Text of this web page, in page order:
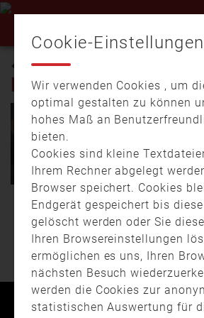
HYDRAULISCHE
RETTUNGSGERÄTE
16.02. 07:54
Hydraulische
Rettungsgeräte
Unsere Kids erklären an
Hand unserer
Schafkopfkarten was die
Freiwilligen …
Kontakt Impressum
Cookie-Einstellungen
Wir verwenden Cookies , um
optimal gestalten zu können
hohes Maß an
bieten.
Cookies sind kleine
Ihrem Rechner abgelegt
Browser speichert. Cookies
Endgerät gespeichert bis
gelöscht werden oder Sie
Ihren Browsereinstellungen
ermöglichen es uns, Ihren
nächsten Besuch
werden die Cookies zur
statistischen Auswertung für